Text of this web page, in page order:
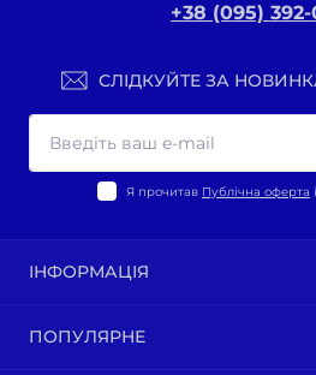
+38 (095)
СЛІДКУЙТЕ ЗА
Я прочитав Публічна оферта
ІНФОРМАЦІЯ
Політика конфіденційності
ПОПУЛЯРНЕ